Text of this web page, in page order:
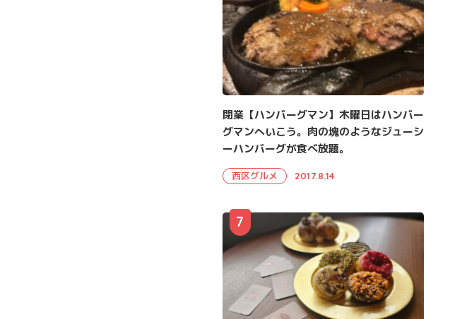
閉業【ハンバーグマン】木曜日はハンバー
グマンへいこう。肉の塊のようなジューシ
ーハンバーグが食べ放題。
西区グルメ 2017.8.14
7